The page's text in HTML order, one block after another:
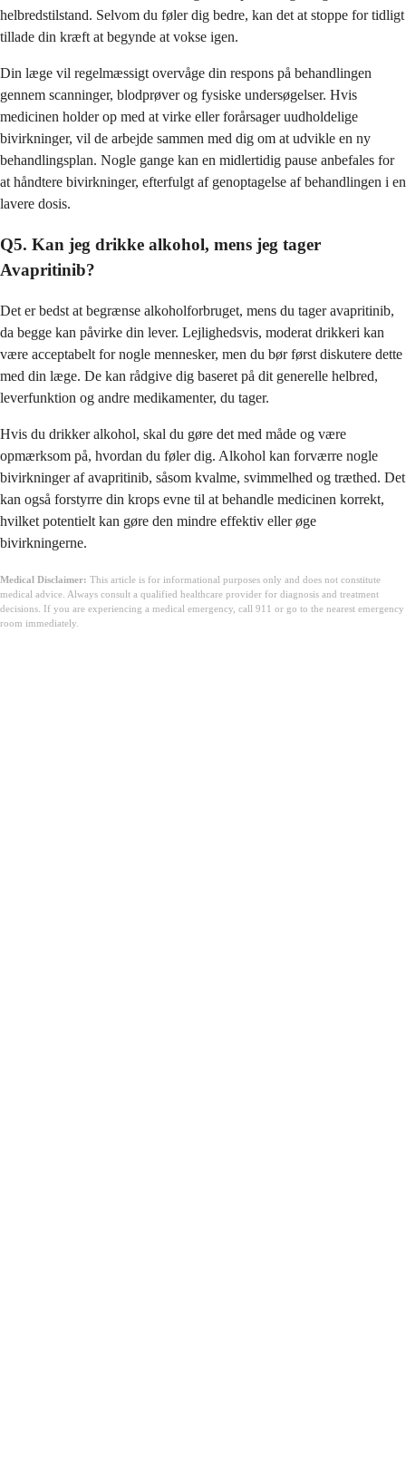
helbredstilstand. Selvom du føler dig bedre, kan det at stoppe for tidligt
tillade din kræft at begynde at vokse igen.
Din læge vil regelmæssigt overvåge din respons på behandlingen
gennem scanninger, blodprøver og fysiske undersøgelser. Hvis
medicinen holder op med at virke eller forårsager uudholdelige
bivirkninger, vil de arbejde sammen med dig om at udvikle en ny
behandlingsplan. Nogle gange kan en midlertidig pause anbefales for
at håndtere bivirkninger, efterfulgt af genoptagelse af behandlingen i en
lavere dosis.
Q5. Kan jeg drikke alkohol, mens jeg tager
Avapritinib?
Det er bedst at begrænse alkoholforbruget, mens du tager avapritinib,
da begge kan påvirke din lever. Lejlighedsvis, moderat drikkeri kan
være acceptabelt for nogle mennesker, men du bør først diskutere dette
med din læge. De kan rådgive dig baseret på dit generelle helbred,
leverfunktion og andre medikamenter, du tager.
Hvis du drikker alkohol, skal du gøre det med måde og være
opmærksom på, hvordan du føler dig. Alkohol kan forværre nogle
bivirkninger af avapritinib, såsom kvalme, svimmelhed og træthed. Det
kan også forstyrre din krops evne til at behandle medicinen korrekt,
hvilket potentielt kan gøre den mindre effektiv eller øge
bivirkningerne.
Medical Disclaimer: This article is for informational purposes only and does not constitute
medical advice. Always consult a qualified healthcare provider for diagnosis and treatment
decisions. If you are experiencing a medical emergency, call 911 or go to the nearest emergency
room immediately.